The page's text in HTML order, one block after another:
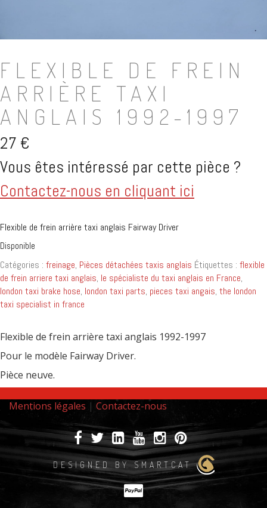
FLEXIBLE DE FREIN
ARRIÈRE TAXI
ANGLAIS 1992-1997
27 €
Vous êtes intéressé par cette pièce ?
Contactez-nous en cliquant ici
Flexible de frein arrière taxi anglais Fairway Driver
Disponible
Catégories : freinage, Pièces détachées taxis anglais Étiquettes : flexible
de frein arriere taxi anglais, le spécialiste du taxi anglais en France,
london taxi brake hose, london taxi parts, pieces taxi angais, the london
taxi specialist in france
Flexible de frein arrière taxi anglais 1992-1997
Pour le modèle Fairway Driver.
Pièce neuve.
Mentions légales | Contactez-nous
DESIGNED BY SMARTCAT